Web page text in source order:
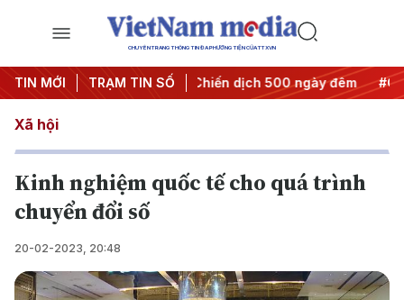
CHUYÊN TRANG THÔNG TIN ĐA PHƯƠNG TIỆN CỦA TTXVN
TIN MỚI TRẠM TIN SỐ
thành hành động #Chiến dịch 500 ngày đêm #Chống
Xã hội
Kinh nghiệm quốc tế cho quá trình
chuyển đổi số
20-02-2023, 20:48